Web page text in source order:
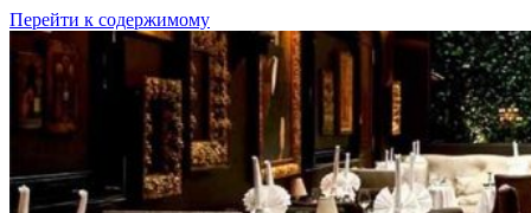
Перейти к содержимому